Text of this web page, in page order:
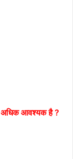
अधिक आवश्यक है ?